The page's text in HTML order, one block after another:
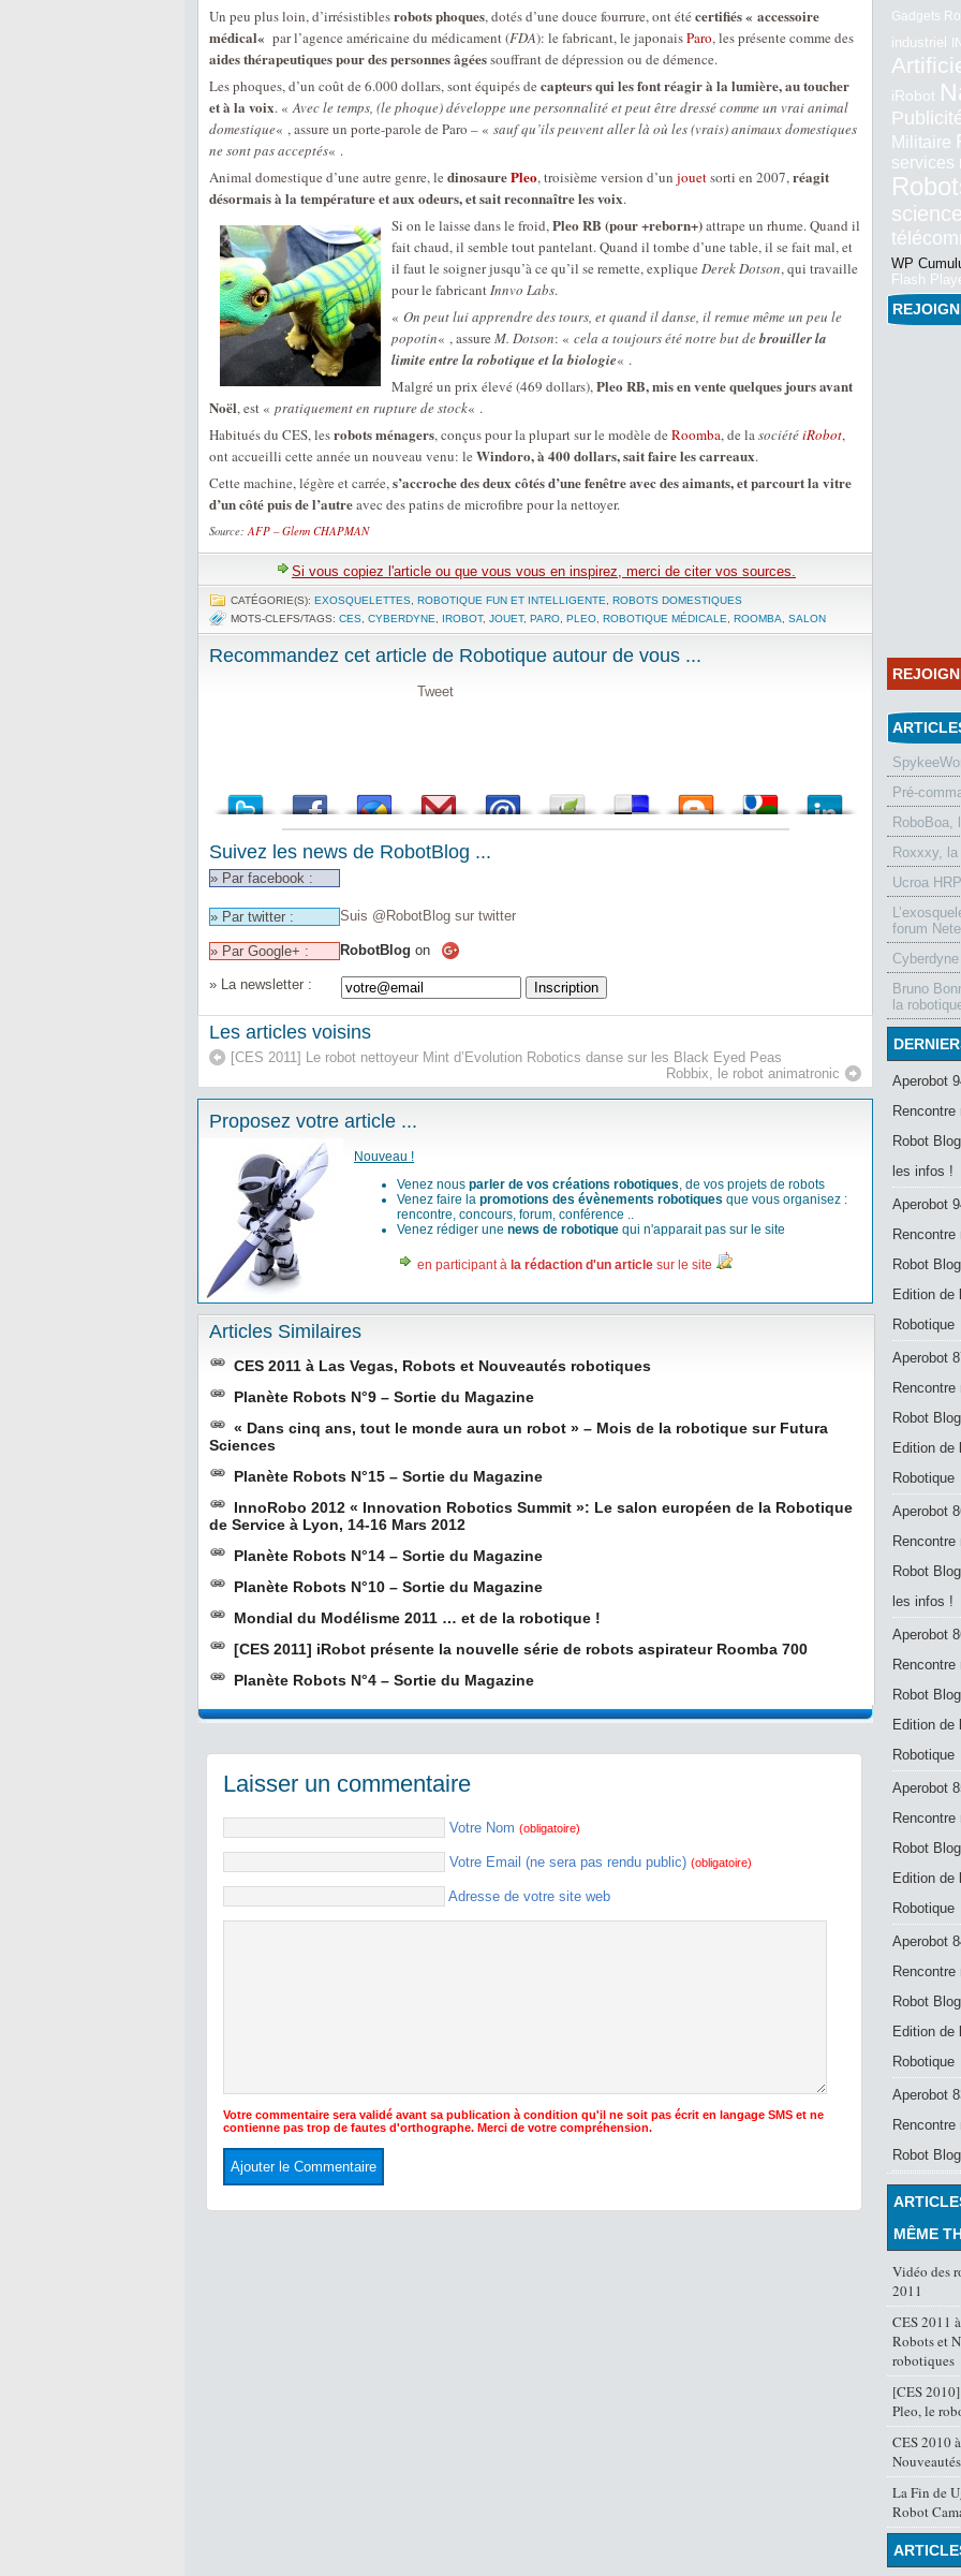
Un peu plus loin, d’irrésistiblesrobots phoques, dotés d’une douce fourrure, ont été certifiés « accessoire
médical« par l’agence américaine du médicament (FDA): le fabricant, le japonaisParo, les présente comme des
aides thérapeutiques pour des personnes âgéessouffrant de dépression ou de démence.
Les phoques, d’un coût de 6.000 dollars, sont équipés de capteurs qui les font réagir à la lumière, au toucher
et à la voix. «Avec le temps, (le phoque) développe une personnalité et peut être dressé comme un vrai animal
domestique« , assure un porte-parole de Paro – « sauf qu’ils peuvent aller là où les (vrais) animaux domestiques
ne sont pas acceptés« .
Animal domestique d’une autre genre, le dinosaurePleo, troisième version d’un jouetsorti en 2007,réagit
désormais à la température et aux odeurs, et sait reconnaître les voix.
Si on le laisse dans le froid,Pleo RB (pour +reborn+)attrape un rhume. Quand il
fait chaud, il semble tout pantelant. Quand il tombe d’une table, il se fait mal, et
il faut le soigner jusqu’à ce qu’il se remette, explique Derek Dotson, qui travaille
pour le fabricantInnvo Labs.
« On peut lui apprendre des tours, et quand il danse, il remue même un peu le
popotin« , assure M. Dotson: « cela a toujours été notre but debrouiller la
limite entre la robotique et la biologie« .
Malgré un prix élevé (469 dollars),Pleo RB, mis en vente quelques jours avant
Noël, est « pratiquement en rupture de stock« .
Habitués du CES, lesrobots ménagers, conçus pour la plupart sur le modèle de Roomba, de lasociétéiRobot,
ont accueilli cette année un nouveau venu: le Windoro, à 400 dollars, sait faire les carreaux.
Cette machine, légère et carrée,s’accroche des deux côtés d’une fenêtre avec des aimants, et parcourt la vitre
d’un côté puis de l’autreavec des patins de microfibre pour la nettoyer.
Source:AFP – Glenn CHAPMAN
Si vous copiez l'article ou que vous vous en inspirez, merci de citer vos sources.
CATÉGORIE(S): EXOSQUELETTES ROBOTIQUE FUN ET INTELLIGENTE
ROBOTS DOMESTIQUES
MOTS-CLEFS/TAGS: CES CYBERDYNE IROBOT, JOUET, PARO PLEO ROBOTIQUE MÉDICALE ROOMBA SALON
Recommandez cet article de Robotique autour de vous ...
Tweet
Suivez les news de RobotBlog ...
» Par facebook :
» Par twitter : Suis @RobotBlog sur twitter
» Par Google+ : RobotBlog on
» La newsletter :
Les articles voisins
[CES 2011] Le robot nettoyeur Mint d’Evolution Robotics danse sur les Black Eyed Peas
Robbix, le robot animatronic
Proposez votre article ...
Nouveau !
Venez nous parler de vos créations robotiques, de vos projets de robots
Venez faire la promotions des évènements robotiques que vous organisez :
rencontre, concours, forum, conférence ..
Venez rédiger une news de robotique qui n'apparait pas sur le site
en participant à la rédaction d'un article sur le site
Articles Similaires
CES 2011 à Las Vegas, Robots et Nouveautés robotiques
Planète Robots N°9 – Sortie du Magazine
« Dans cinq ans, tout le monde aura un robot » – Mois de la robotique sur Futura
Sciences
Planète Robots N°15 – Sortie du Magazine
InnoRobo 2012 « Innovation Robotics Summit »: Le salon européen de la Robotique
de Service à Lyon, 14-16 Mars 2012
Planète Robots N°14 – Sortie du Magazine
Planète Robots N°10 – Sortie du Magazine
Mondial du Modélisme 2011 … et de la robotique !
[CES 2011] iRobot présente la nouvelle série de robots aspirateur Roomba 700
Planète Robots N°4 – Sortie du Magazine
Laisser un commentaire
Votre Nom (obligatoire)
Votre Email (ne sera pas rendu public) (obligatoire)
Adresse de votre site web
Votre commentaire sera validé avant sa publication à condition qu'il ne soit pas écrit en langage SMS et ne
contienne pas trop de fautes d'orthographe. Merci de votre compréhension.
Gadgets
industriel
iRobot
Militaire
services
WP
Flash
Pré-
RoboBoa,
Roxxxy,
Ucroa
forum
Bruno
la
Aperobot
Rencontre
Robot Blog
les infos !
Aperobot
Rencontre
Robot Blog
Edition de
Robotique
Aperobot
Rencontre
Robot Blog
Edition de
Robotique
Aperobot
Rencontre
Robot Blog
les infos !
Aperobot
Rencontre
Robot Blog
Edition de
Robotique
Aperobot
Rencontre
Robot Blog
Edition de
Robotique
Aperobot
Rencontre
Robot Blog
Edition de
Robotique
Aperobot
Rencontre
Robot Blog
MÊME
Vidéo des
2011
CES 2011
Robots et
robotiques
[CES
Pleo, le
CES 2010
La Fin de
Robot